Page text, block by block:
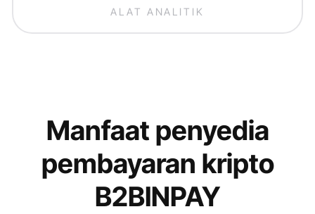
ALAT ANALITIK
Manfaat penyedia
pembayaran kripto
B2BINPAY